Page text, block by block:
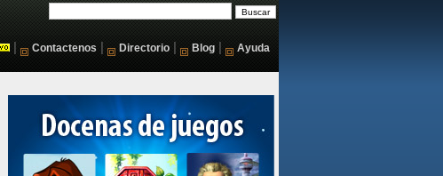
Contactenos Directorio Blog Ayuda